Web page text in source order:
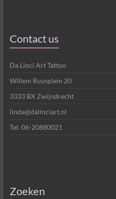
Contact us
Da Linci Art Tattoo
Willem Ruysplein 20
3333 BX Zwijndrecht
linda@dalinciart.nl
Tel. 06-20880021
Zoeken